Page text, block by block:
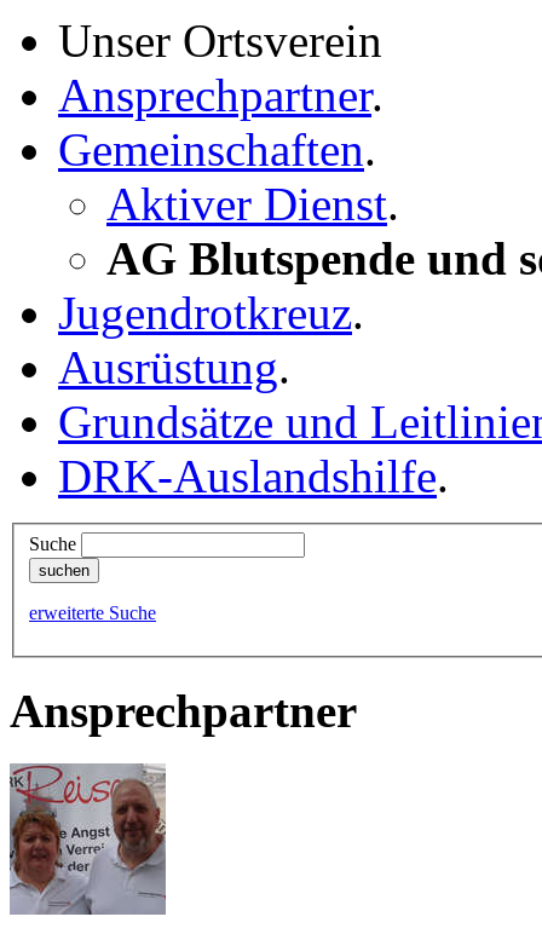
Unser Ortsverein
Ansprechpartner.
Gemeinschaften.
Aktiver Dienst.
AG Blutspende und
Jugendrotkreuz.
Ausrüstung.
Grundsätze und
DRK-Auslandshilfe.
Suche
erweiterte Suche
Ansprechpartner